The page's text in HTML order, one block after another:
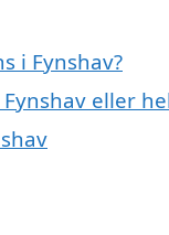
i Fynshav?
eller